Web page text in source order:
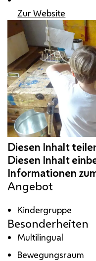
Zur Website
Angebot
Kindergruppe
Besonderheiten
Multilingual
Bewegungsraum